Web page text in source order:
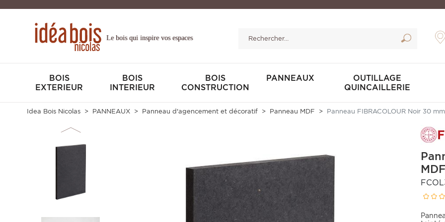
Le bois qui inspire vos espaces
BOIS
EXTERIEUR
BOIS
INTERIEUR
BOIS
CONSTRUCTION
PANNEAUX
OUTILLAGE
QUINCAILLERIE
Idea Bois Nicolas PANNEAUX Panneau d'agencement et décoratif Panneau MDF Panneau FIBRACOLOUR Noir 30